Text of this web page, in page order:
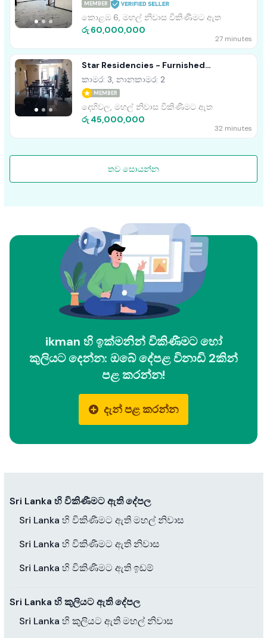
MEMBER
කොළඹ 6, මහල් නිවාස විකිණීමට ඇත
රු 60,000,000
27 minutes
Star Residencies - Furnished
Apartment For Sale A41246 Dehiwala
කාමර: 3, නානකාමර: 2
MEMBER
දෙහිවල, මහල් නිවාස විකිණීමට ඇත
රු 45,000,000
32 minutes
තව සොයන්න
ikman හි ඉක්මනින් විකිණීමට හෝ
කුලියට දෙන්න: ඔබේ දේපළ විනාඩි 2කින්
පළ කරන්න!
දැන් පළ කරන්න
Sri Lanka හි විකිණීමට ඇති දේපල
Sri Lanka හි විකිණීමට ඇති මහල් නිවාස
Sri Lanka හි විකිණීමට ඇති නිවාස
Sri Lanka හි විකිණීමට ඇති ඉඩම්
Sri Lanka හි කුලියට ඇති දේපල
Sri Lanka හි කුලියට ඇති මහල් නිවාස